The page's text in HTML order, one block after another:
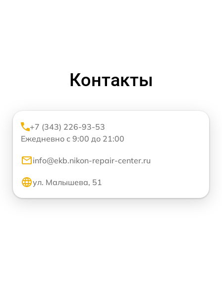
Контакты
+7 (343) 226-93-53
Ежедневно с 9:00 до 21:00
info@ekb.nikon-repair-center.ru
ул. Малышева, 51